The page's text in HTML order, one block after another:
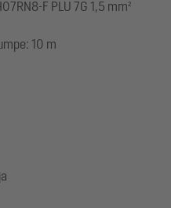
F PLU 7G 1,5 mm²
10 m